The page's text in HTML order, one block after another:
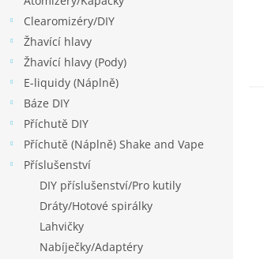
Clearomizéry/DIY
Žhavící hlavy
Žhavící hlavy (Pody)
E-liquidy (Náplně)
Báze DIY
Příchutě DIY
Příchutě (Náplně) Shake and Vape
Příslušenství
DIY příslušenství/Pro kutily
Dráty/Hotové spirálky
Lahvičky
Nabíječky/Adaptéry